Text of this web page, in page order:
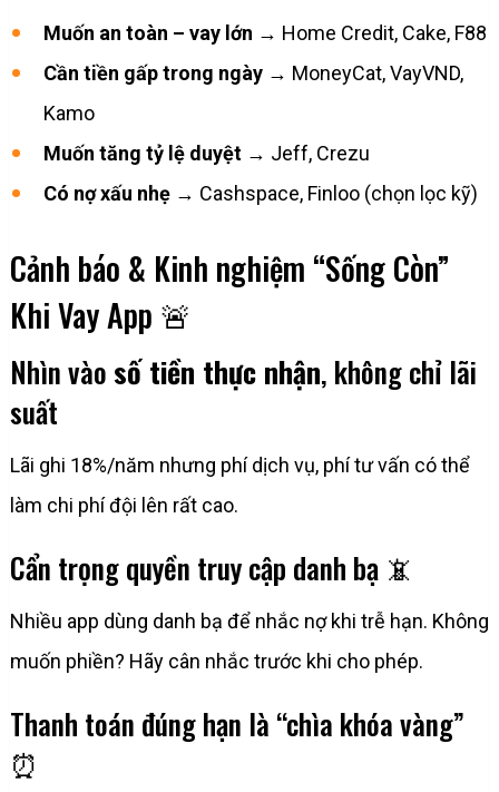
Muốn an toàn – vay lớn → Home Credit, Cake, F88
Cần tiền gấp trong ngày→ MoneyCat, VayVND,
Kamo
Muốn tăng tỷ lệ duyệt→ Jeff, Crezu
Có nợ xấu nhẹ→ Cashspace, Finloo (chọn lọc kỹ)
Cảnh báo & Kinh nghiệm “Sống Còn”
Khi Vay App 🚨
Nhìn vàosố tiền thực nhận, không chỉ lãi
suất
Lãi ghi 18%/năm nhưng phí dịch vụ, phí tư vấn có thể
làm chi phí đội lên rất cao.
Cẩn trọng quyền truy cập danh bạ 📵
Nhiều app dùng danh bạ để nhắc nợ khi trễ hạn. Không
muốn phiền? Hãy cân nhắc trước khi cho phép.
Thanh toán đúng hạn là “chìa khóa vàng”
⏰